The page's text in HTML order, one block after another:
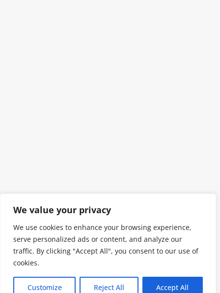
We value your privacy
We use cookies to enhance your browsing experience,
serve personalized ads or content, and analyze our
traffic. By clicking "Accept All", you consent to our use of
cookies.
Customize Reject All Accept All